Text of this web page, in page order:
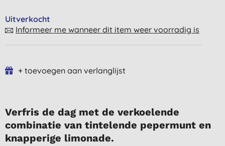
Uitverkocht
Informeer me wanneer dit item weer voorradig is
+ toevoegen aan verlanglijst
Verfris de dag met de verkoelende
combinatie van tintelende pepermunt en
knapperige limonade.